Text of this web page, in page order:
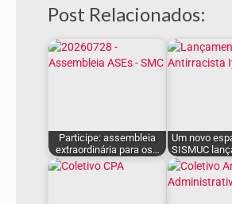
Post Relacionados:
Participe: assembleia
extraordinária para os…
Um novo
SISMUC